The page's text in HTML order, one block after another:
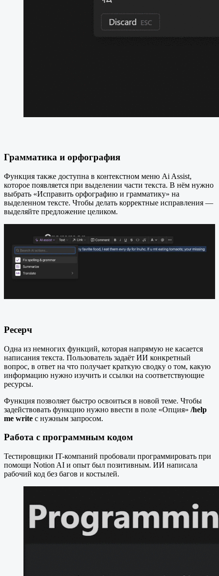
Грамматика и орфография
Функция также доступна в контекстном меню Ai Assist,
которое появляется при выделении части текста. В нём нужно
выбрать «Исправить орфографию и грамматику» на
выделенном тексте. Чтобы делать корректные исправления —
выделяйте предложение целиком.
Ресерч
Одна из немногих функций, которая напрямую не касается
написания текста. Пользователь задаёт ИИ конкретный
вопрос, в ответ на что получает краткую сводку о том, какую
информацию нужно изучить и ссылки на соответствующие
ресурсы.
Функция позволяет быстро освоиться в новой теме. Чтобы
задействовать функцию нужно ввести в поле «Опция» /help
me write с нужным запросом.
Работа с программным кодом
Тестировщики IT-компаний пробовали программировать при
помощи Notion AI и опыт был позитивным. ИИ написала
рабочий код без багов и костылей.